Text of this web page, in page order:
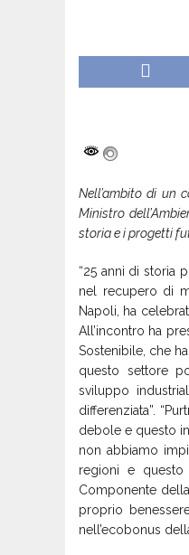
Nell’ambito di un
Ministro
storia e i progetti
“25 anni di storia
nel recupero di
Napoli, ha
All’incontro ha
Sostenibile, che
questo settore
sviluppo
differenziata”.
debole e questo
non abbiamo
regioni e questo
Componente
proprio
nell’ecobonus